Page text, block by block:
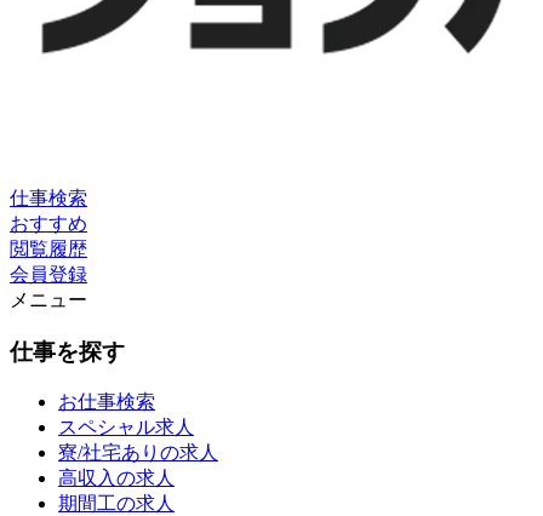
仕事検索
おすすめ
閲覧履歴
会員登録
メニュー
仕事を探す
お仕事検索
スペシャル求人
寮/社宅ありの求人
高収入の求人
期間工の求人